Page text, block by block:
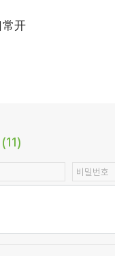
开
(11)